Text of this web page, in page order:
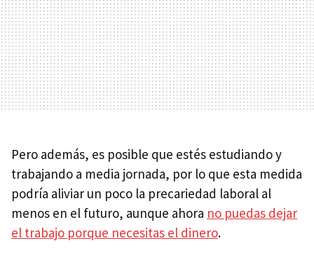
Pero además, es posible que estés estudiando y
trabajando a media jornada, por lo que esta medida
podría aliviar un poco la precariedad laboral al
menos en el futuro, aunque ahora no puedas dejar
el trabajo porque necesitas el dinero.